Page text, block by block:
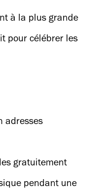
à la plus grande
Élysées
pour célébrer les
adresses
gratuitement
pendant une